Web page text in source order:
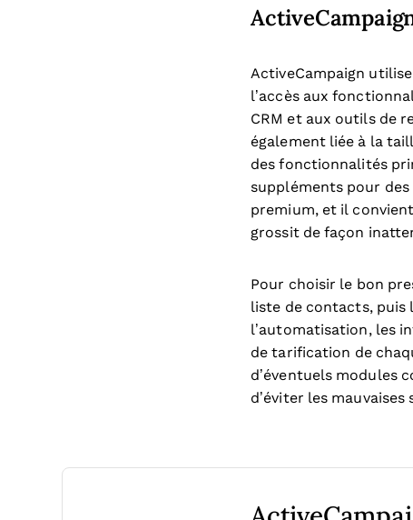
ActiveCampaign
l’accès aux
CRM et aux outils de
également liée à la
des fonctionnalités
suppléments pour
premium, et il
grossit de façon
Pour choisir le bon
liste de contacts,
l’automatisation, les
de tarification de
d’éventuels modules
d’éviter les